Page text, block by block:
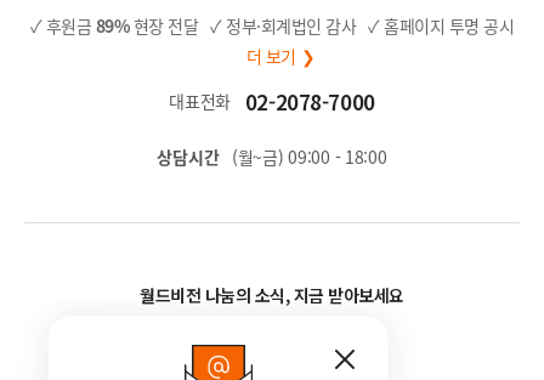
✓ 후원금 89%현장 전달 ✓ 정부·회계법인 감사 ✓ 홈페이지 투명 공시
더 보기 ❯
대표전화
02-2078-7000
상담시간 (월~금) 09:00 - 18:00
월드비전 나눔의 소식, 지금 받아보세요
뉴스레터 신청하기